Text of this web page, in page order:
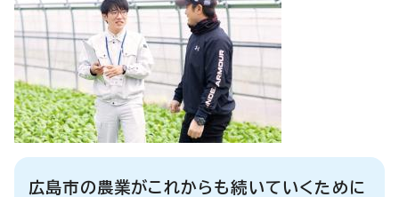
広島市の農業がこれからも続いていくために